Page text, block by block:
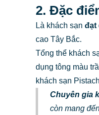
2. Đặc
Là khách sạn đạt
cao Tây Bắc.
Tổng thể khách
dụng tông màu
khách sạn
Chuyên gia
còn mang